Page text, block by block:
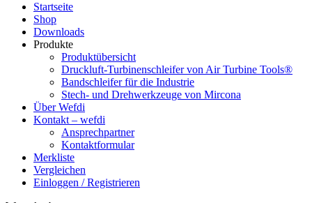
Startseite
Shop
Downloads
Produkte
Produktübersicht
Druckluft-Turbinenschleifer von Air Turbine Tools®
Bandschleifer für die Industrie
Stech- und Drehwerkzeuge von Mircona
Über Wefdi
Kontakt – wefdi
Ansprechpartner
Kontaktformular
Merkliste
Vergleichen
Einloggen / Registrieren